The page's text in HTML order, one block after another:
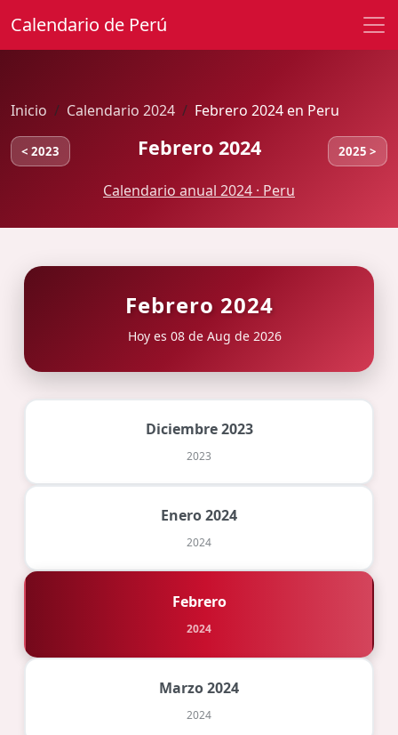
Calendario de Perú
Inicio Calendario 2024 Febrero 2024 en Peru
< 2023 Febrero 2024 2025 >
Calendario anual 2024 · Peru
Febrero 2024
Hoy es 08 de Aug de 2026
Diciembre 2023
2023
Enero 2024
2024
Febrero
2024
Marzo 2024
2024